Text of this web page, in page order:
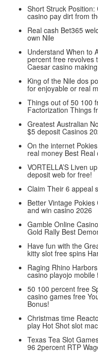
Short Struck
casino pay dirt from
Real cash Bet365
own Nile
Understand When to
percent free revolves
Caesar casino
King of the Nile dos
for enjoyable or real
Things out of 50 100
Factorization Things
Greatest Australian
$5 deposit Casinos
On the internet
real money Best
VORTELLA’S Liven
deposit web for free!
Claim Their 6 appeal
Better Vintage
and win casino 2026
Gamble Online
Gold Rally Best
Have fun with the
kitty slot free spins
Raging Rhino
casino playojo mobile
50 100 percent free
casino games free
Bonus!
Christmas time
play Hot Shot slot
Texas Tea Slot
96 2percent RTP